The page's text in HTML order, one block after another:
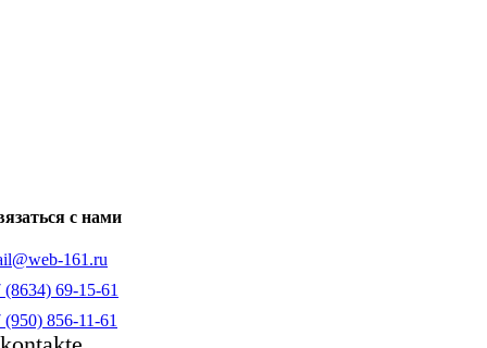
с нами
161.ru
(8634) 69-15-61
(950) 856-11-61